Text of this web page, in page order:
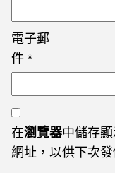
電子郵
件 *
在瀏覽器中儲存
網址，以供下次發